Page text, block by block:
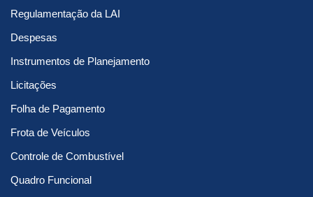
Regulamentação da LAI
Despesas
Instrumentos de Planejamento
Licitações
Folha de Pagamento
Frota de Veículos
Controle de Combustível
Quadro Funcional